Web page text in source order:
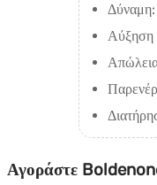
Δύναμη:
Αύξηση
Αγοράστε